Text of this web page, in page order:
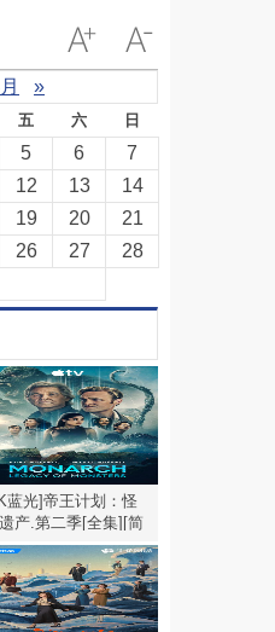
»
五 六 日
5 6
7
12 13
14
19 20
21
26 27
28
蓝光]帝王计划：怪
产.第二季[全集][简
字幕].2160p